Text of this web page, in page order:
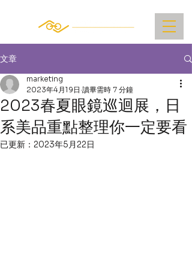
文章
2023春夏眼鏡巡迴展，日
系美品重點整理你一定要看
marketing
2023年4月19日 讀畢需時 7 分鐘
已更新： 2023年5月22日